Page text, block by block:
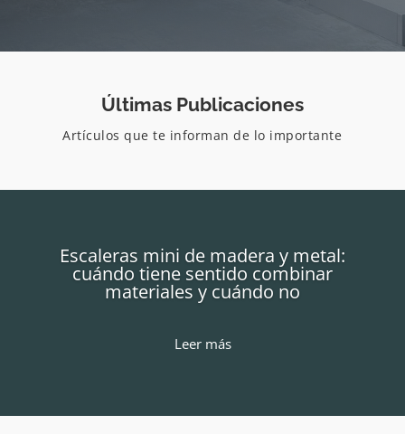
Últimas Publicaciones
Artículos que te informan de lo importante
Escaleras mini de madera y metal:
cuándo tiene sentido combinar
materiales y cuándo no
Leer más